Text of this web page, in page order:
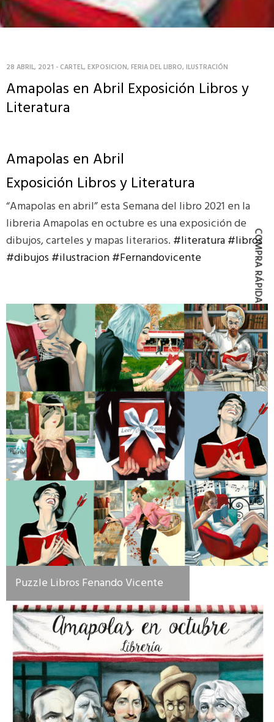
28 ABRIL, 2021 - CARTEL,EXPOSICION,FERIA DEL LIBRO,ILUSTRACIÓN
Amapolas en Abril Exposición Libros y
Literatura
Amapolas en Abril
Exposición Libros y Literatura
“Amapolas en abril” esta Semana del libro 2021 en la
libreria Amapolas en octubre es una exposición de
dibujos, carteles y mapas literarios. #literatura#libros
#dibujos #ilustracion#Fernandovicente
Puzzle Libros Fenando Vicente
COMPRA RÁPIDA